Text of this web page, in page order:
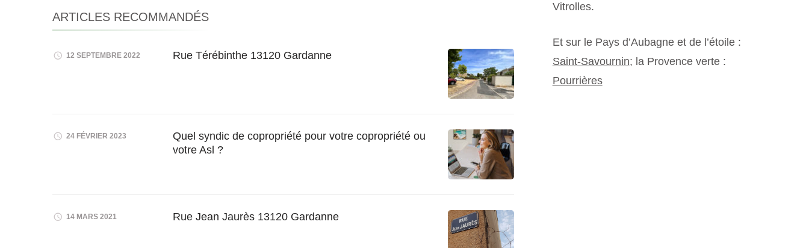
ARTICLES RECOMMANDÉS
12 SEPTEMBRE 2022 Rue Térébinthe 13120 Gardanne
24 FÉVRIER 2023
Quel syndic de copropriété pour votre copropriété ou
votre Asl ?
14 MARS 2021 Rue Jean Jaurès 13120 Gardanne
Vitrolles.
Et sur le Pays d’Aubagne et de l’étoile :
Saint-Savournin; la Provence verte :
Pourrières